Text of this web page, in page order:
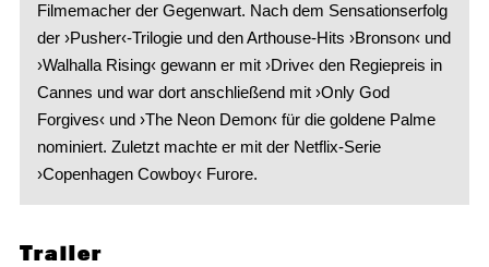
Filmemacher der Gegenwart. Nach dem Sensationserfolg
der ›Pusher‹-Trilogie und den Arthouse-Hits ›Bronson‹ und
›Walhalla Rising‹ gewann er mit ›Drive‹ den Regiepreis in
Cannes und war dort anschließend mit ›Only God
Forgives‹ und ›The Neon Demon‹ für die goldene Palme
nominiert. Zuletzt machte er mit der Netflix-Serie
›Copenhagen Cowboy‹ Furore.
Trailer